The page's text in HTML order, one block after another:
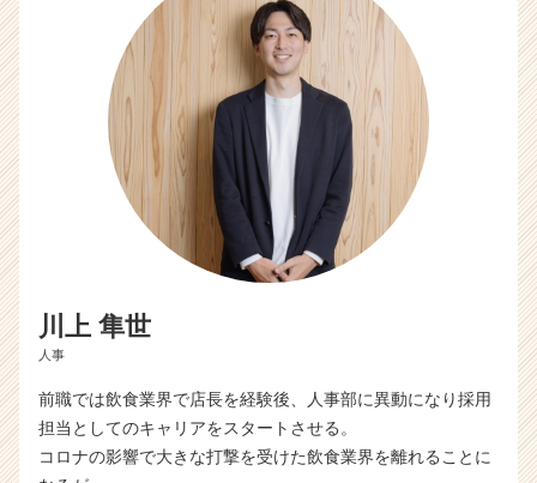
川上 隼世
人事
前職では飲食業界で店長を経験後、人事部に異動になり採用
担当としてのキャリアをスタートさせる。
コロナの影響で大きな打撃を受けた飲食業界を離れることに